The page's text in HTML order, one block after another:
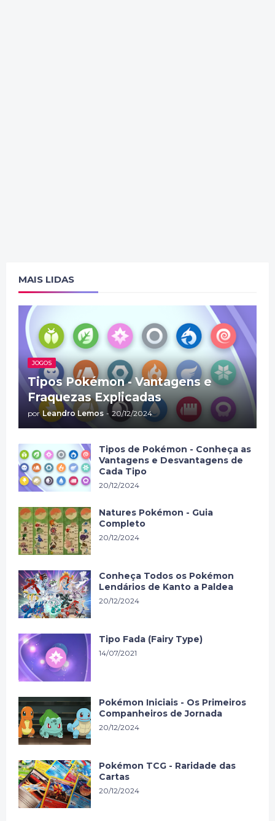
MAIS LIDAS
JOGOS
Tipos Pokémon - Vantagens e
Fraquezas Explicadas
por Leandro Lemos - 20/12/2024
Tipos de Pokémon - Conheça as
Vantagens e Desvantagens de
Cada Tipo
20/12/2024
Natures Pokémon - Guia
Completo
20/12/2024
Conheça Todos os Pokémon
Lendários de Kanto a Paldea
20/12/2024
Tipo Fada (Fairy Type)
14/07/2021
Pokémon Iniciais - Os Primeiros
Companheiros de Jornada
20/12/2024
Pokémon TCG - Raridade das
Cartas
20/12/2024